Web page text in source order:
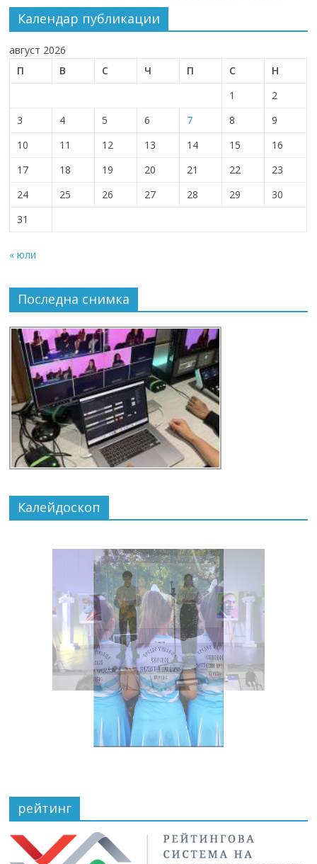
Календар публикации
август 2026
П
В С Ч П С
Н
1
2
3
4 5 6 7 8
9
10
11 12 13 14 15
16
17
18 19 20 21 22
23
24
25 26 27 28 29
30
31
« юли
Последна снимка
Калейдоскоп
рейтинг